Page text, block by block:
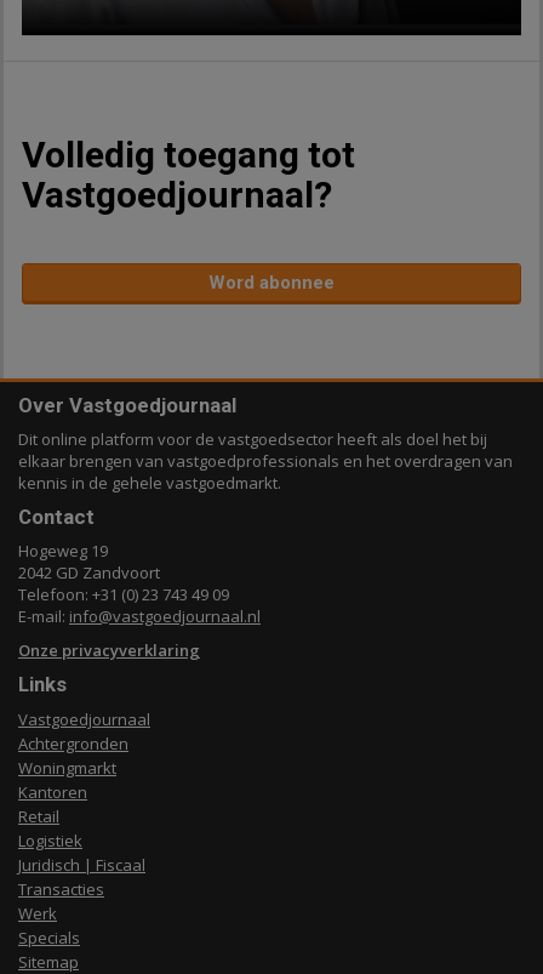
Volledig toegang tot
Vastgoedjournaal?
Word abonnee
Over Vastgoedjournaal
Dit online platform voor de vastgoedsector heeft als doel het bij
elkaar brengen van vastgoedprofessionals en het overdragen van
kennis in de gehele vastgoedmarkt.
Contact
Hogeweg 19
2042 GD Zandvoort
Telefoon: +31 (0) 23 743 49 09
E-mail: info@vastgoedjournaal.nl
Onze privacyverklaring
Links
Vastgoedjournaal
Achtergronden
Woningmarkt
Kantoren
Retail
Logistiek
Juridisch | Fiscaal
Transacties
Werk
Specials
Sitemap